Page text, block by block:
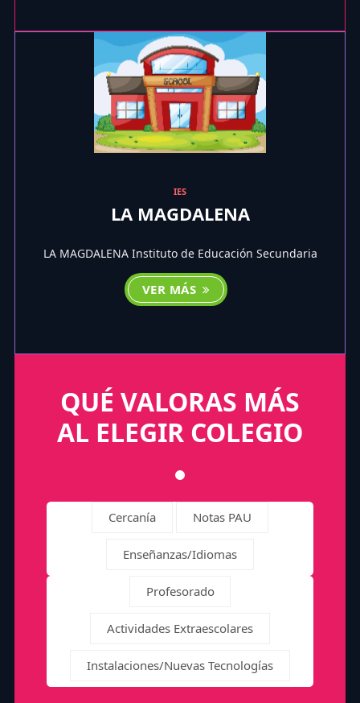
IES
LA MAGDALENA
LA MAGDALENA Instituto de Educación Secundaria
VER MÁS
QUÉ VALORAS MÁS
AL ELEGIR COLEGIO
Cercanía Notas PAU
Enseñanzas/Idiomas
Profesorado
Actividades Extraescolares
Instalaciones/Nuevas Tecnologías